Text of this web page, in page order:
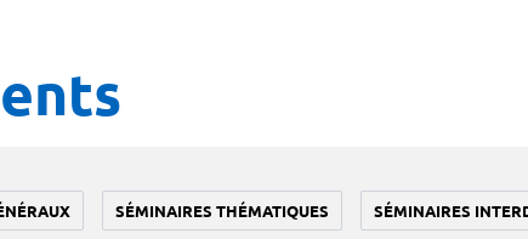
SÉMINAIRES THÉMATIQUES SÉMINAIRES